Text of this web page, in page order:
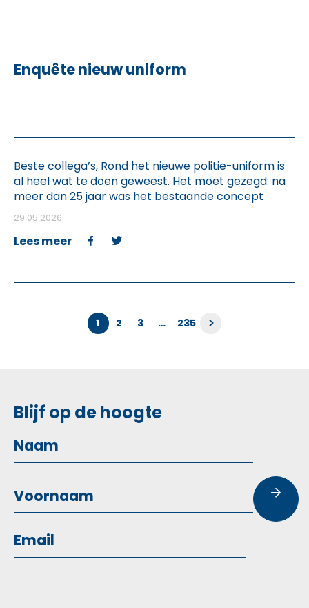
Enquête nieuw uniform
Beste collega’s, Rond het nieuwe politie-uniform is
al heel wat te doen geweest. Het moet gezegd: na
meer dan 25 jaar was het bestaande concept
verouderd en was — en is — het huidige uniform aan
minister van Binnenlandse Zaken Verlinden het
29.05.2026
Lees meer
Berichten
1 2 3 … 235 >
Blijf op de hoogte